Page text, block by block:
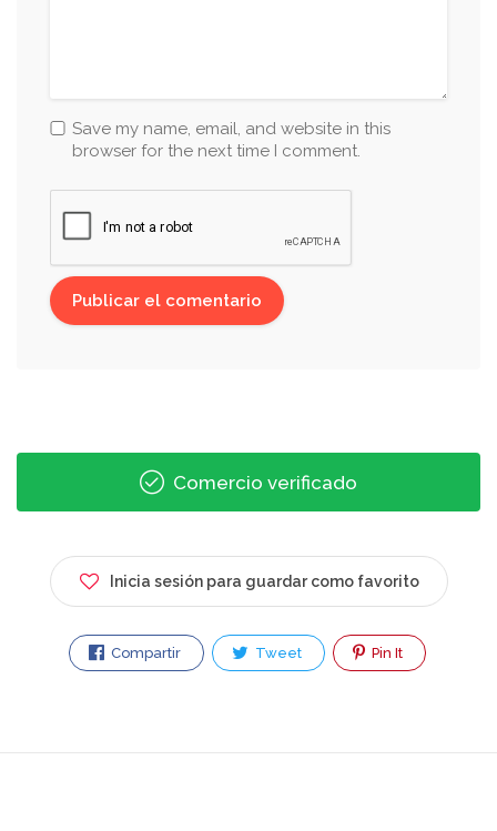
Save my name, email, and website in this
browser for the next time I comment.
Comercio verificado
Inicia sesión para guardar como favorito
Compartir Tweet Pin It